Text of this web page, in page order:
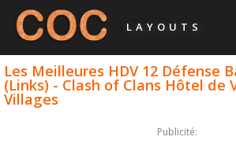
LAYOUTS
Les Meilleures HDV 12 Défense
(Links) - Clash of Clans Hôtel de
Villages
Publicité: